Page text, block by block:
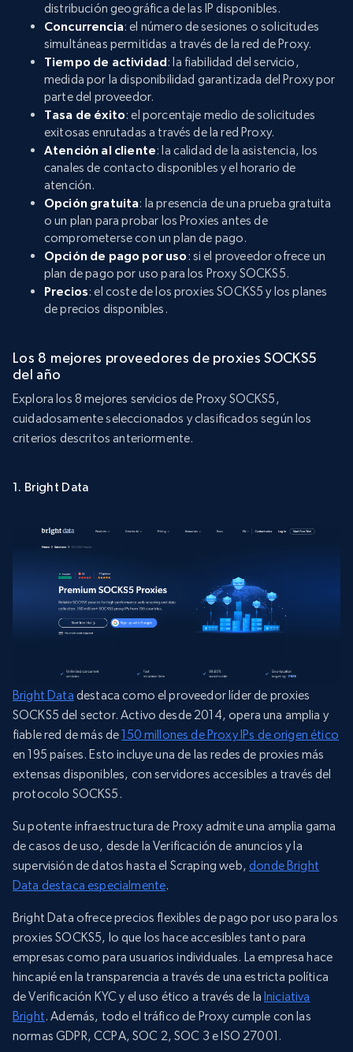
distribución geográfica de las IP disponibles.
Concurrencia: el número de sesiones o solicitudes
simultáneas permitidas a través de la red de Proxy.
Tiempo de actividad: la fiabilidad del servicio,
medida por la disponibilidad garantizada del Proxy por
parte del proveedor.
Tasa de éxito: el porcentaje medio de solicitudes
exitosas enrutadas a través de la red Proxy.
Atención al cliente: la calidad de la asistencia, los
canales de contacto disponibles y el horario de
atención.
Opción gratuita: la presencia de una prueba gratuita
o un plan para probar los Proxies antes de
comprometerse con un plan de pago.
Opción de pago por uso : si el proveedor ofrece un
plan de pago por uso para los Proxy SOCKS5.
Precios: el coste de los proxies SOCKS5 y los planes
de precios disponibles.
Los 8 mejores proveedores de proxies SOCKS5
del año
Explora los 8 mejores servicios de Proxy SOCKS5,
cuidadosamente seleccionados y clasificados según los
criterios descritos anteriormente.
1. Bright Data
Bright Data destaca como el proveedor líder de proxies
SOCKS5 del sector. Activo desde 2014, opera una amplia y
fiable red de más de150 millones de Proxy IPs de origen ético
en 195 países. Esto incluye una de las redes de proxies más
extensas disponibles, con servidores accesibles a través del
protocolo SOCKS5.
Su potente infraestructura de Proxy admite una amplia gama
de casos de uso, desde la Verificación de anuncios y la
supervisión de datos hasta el Scraping web,donde Bright
Data destaca especialmente.
Bright Data ofrece precios flexibles de pago por uso para los
proxies SOCKS5, lo que los hace accesibles tanto para
empresas como para usuarios individuales. La empresa hace
hincapié en la transparencia a través de una estricta política
de Verificación KYC y el uso ético a través de laIniciativa
Bright. Además, todo el tráfico de Proxy cumple con las
normas GDPR, CCPA, SOC 2, SOC 3 e ISO 27001.